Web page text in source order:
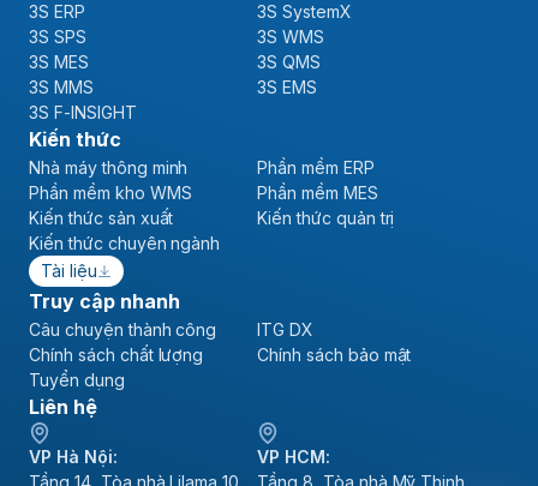
3S ERP
3S SystemX
3S SPS
3S WMS
3S MES
3S QMS
3S MMS
3S EMS
3S F-INSIGHT
Kiến thức
Nhà máy thông minh
Phần mềm ERP
Phần mềm kho WMS
Phần mềm MES
Kiến thức sản xuất
Kiến thức quản trị
Kiến thức chuyên ngành
Tài liệu
Truy cập nhanh
Câu chuyện thành công
ITG DX
Chính sách chất lượng
Chính sách bảo mật
Tuyển dụng
Liên hệ
VP Hà Nội:
VP HCM: